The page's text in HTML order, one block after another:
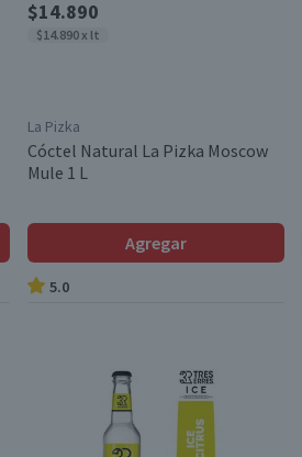
$14.890
$14.890 x lt
La Pizka
Cóctel Natural La Pizka Moscow
Mule 1 L
Agregar
5.0